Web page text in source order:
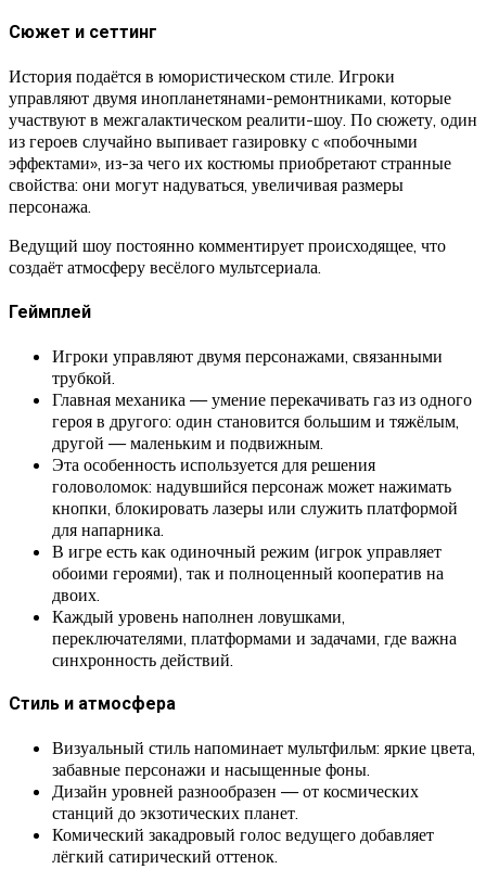
Сюжет и сеттинг
История подаётся в юмористическом стиле. Игроки
управляют двумя инопланетянами-ремонтниками, которые
участвуют в межгалактическом реалити-шоу. По сюжету, один
из героев случайно выпивает газировку с «побочными
эффектами», из-за чего их костюмы приобретают странные
свойства: они могут надуваться, увеличивая размеры
персонажа.
Ведущий шоу постоянно комментирует происходящее, что
создаёт атмосферу весёлого мультсериала.
Геймплей
Игроки управляют двумя персонажами, связанными
трубкой.
Главная механика — умение перекачивать газ из одного
героя в другого: один становится большим и тяжёлым,
другой — маленьким и подвижным.
Эта особенность используется для решения
головоломок: надувшийся персонаж может нажимать
кнопки, блокировать лазеры или служить платформой
для напарника.
В игре есть как одиночный режим (игрок управляет
обоими героями), так и полноценный кооператив на
двоих.
Каждый уровень наполнен ловушками,
переключателями, платформами и задачами, где важна
синхронность действий.
Стиль и атмосфера
Визуальный стиль напоминает мультфильм: яркие цвета,
забавные персонажи и насыщенные фоны.
Дизайн уровней разнообразен — от космических
станций до экзотических планет.
Комический закадровый голос ведущего добавляет
лёгкий сатирический оттенок.